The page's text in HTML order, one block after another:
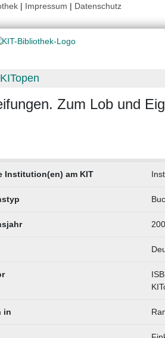
| Impressum | Datenschutz
Zum Lob und
Institution(en) am KIT
in